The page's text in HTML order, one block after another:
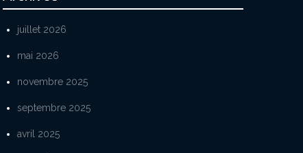
juillet 2026
mai 2026
novembre 2025
septembre 2025
avril 2025